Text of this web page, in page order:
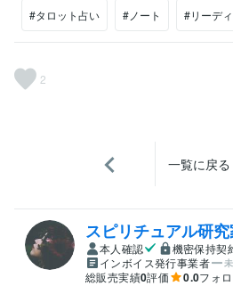
#タロット占い #ノート #リーデ
2
一覧に戻る
スピリチュアル研
本人確認 機密保持契
インボイス発行事業者
総販売実績0評価 0.0フォ